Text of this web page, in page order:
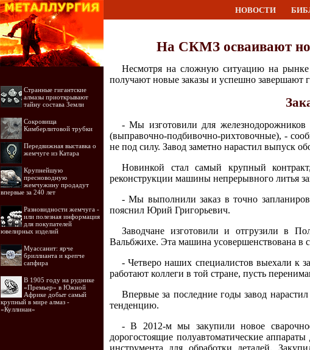
НОВОСТИ
Странные гигантские
алмазы приоткрывают
тайну состава Земли
Сокровища
Кимберлитовой трубки
Передвижная выставка о
жемчуге из Катара
Крупнейшую
пресноводную
жемчужину продадут
впервые за 240 лет
Разновидности жемчуга -
или полезная информация
для покупателей
ювелирных изделий
Муассанит: ярче
бриллианта и крепче
сапфира
В 1905 году на руднике
«Премьер» в Южной
Африке добыт самый
крупный в мире алмаз -
«Куллинан»
На СКМЗ осваивают
Несмотря на сложную ситуацию на рынке
получают новые заказы и успешно завершают
- Мы изготовили для
(выправочно-подбивочно-рихтовочные), -
не под силу. Завод заметно нарастил выпуск
Новинкой стал самый крупный
реконструкции машины непрерывного литья
- Мы выполнили заказ в точно
пояснил Юрий Григорьевич.
Заводчане изготовили и отгрузили в
Вальбжихе. Эта машина усовершенствована
- Четверо наших специалистов выехали к
работают коллеги в той стране, пусть
Впервые за последние годы завод
тенденцию.
- В 2012-м мы закупили новое
дорогостоящие полуавтоматические